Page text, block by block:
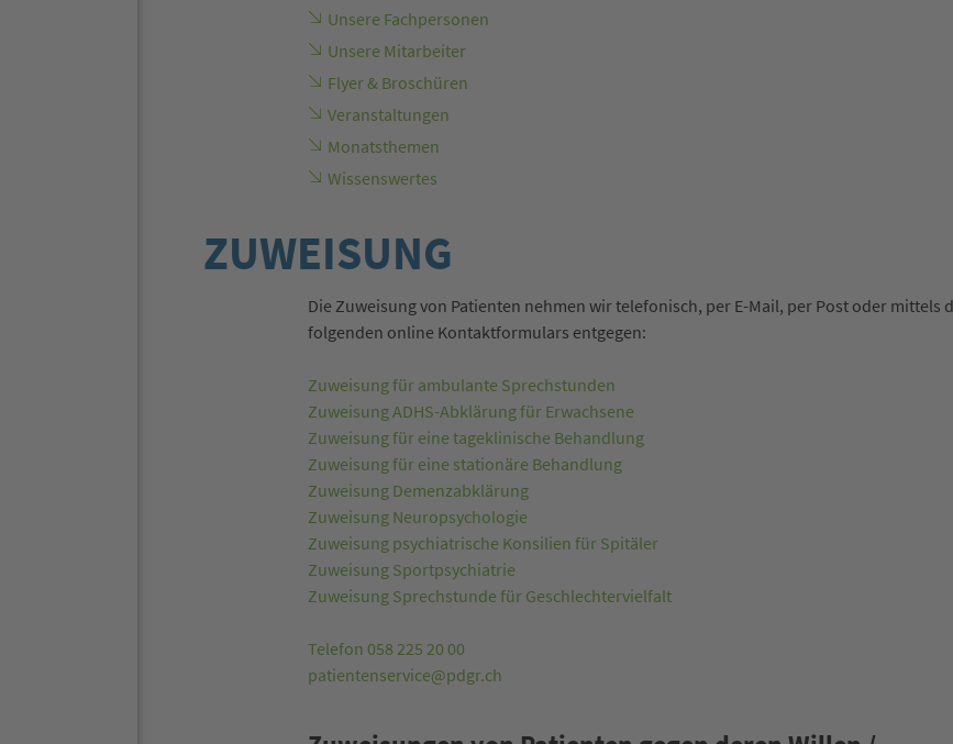
Unsere Fachpersonen
Unsere Mitarbeiter
Flyer & Broschüren
Veranstaltungen
Monatsthemen
Wissenswertes
ZUWEISUNG
Die Zuweisung von Patienten nehmen wir telefonisch, per E-Mail, per Post oder mittels
folgenden online Kontaktformulars entgegen:
Zuweisung für ambulante Sprechstunden
Zuweisung ADHS-Abklärung für Erwachsene
Zuweisung für eine tageklinische Behandlung
Zuweisung für eine stationäre Behandlung
Zuweisung Demenzabklärung
Zuweisung Neuropsychologie
Zuweisung psychiatrische Konsilien für Spitäler
Zuweisung Sportpsychiatrie
Zuweisung Sprechstunde für Geschlechtervielfalt
Telefon 058 225 20 00
patientenservice@pdgr.ch